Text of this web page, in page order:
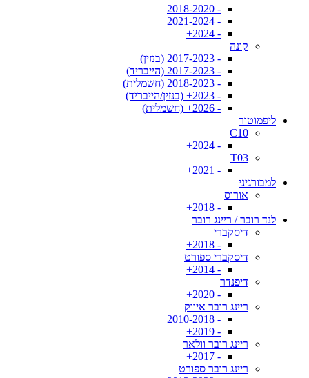
- 2018-2020
- 2021-2024
- 2024+
קונה
- 2017-2023 (בנזין)
- 2017-2023 (הייבריד)
- 2018-2023 (חשמלית)
- 2023+ (בנזין/הייבריד)
- 2026+ (חשמלית)
ליפמוטור
C10
- 2024+
T03
- 2021+
למבורגיני
אורוס
- 2018+
לנד רובר / ריינג רובר
דיסקברי
- 2018+
דיסקברי ספורט
- 2014+
דיפנדר
- 2020+
ריינג רובר איווק
- 2010-2018
- 2019+
ריינג רובר וולאר
- 2017+
ריינג רובר ספורט